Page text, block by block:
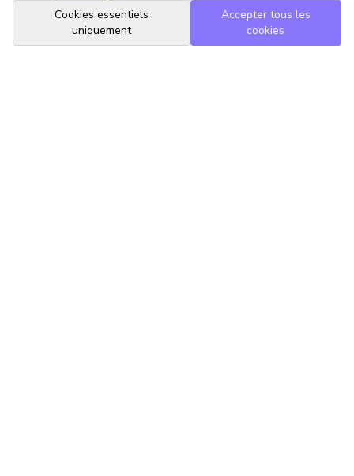
Cookies essentiels
uniquement
Accepter tous les
cookies